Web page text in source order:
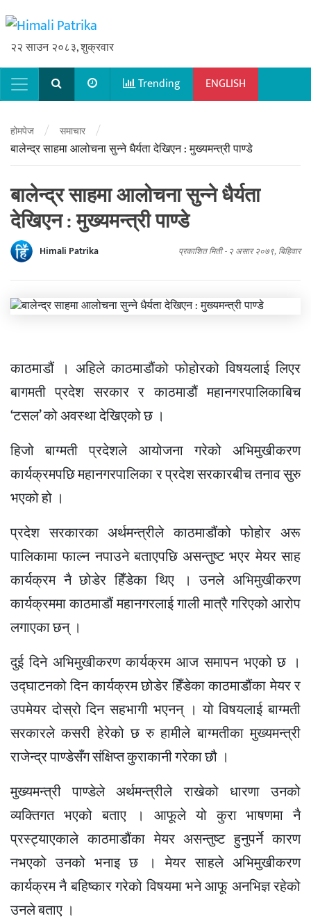
२२ साउन २०८३, शुक्रवार
Main NavigationTrending ENGLISH
होमपेज / समाचार /
बालेन्द्र साहमा आलोचना सुन्ने धैर्यता देखिएन : मुख्यमन्त्री पाण्डे
बालेन्द्र साहमा आलोचना सुन्ने धैर्यता
देखिएन : मुख्यमन्त्री पाण्डे
Himali Patrika प्रकाशित मिती - २ असार २०७९, बिहिवार
काठमाडौं । अहिले काठमाडौंको फोहोरको विषयलाई लिएर
बागमती प्रदेश सरकार र काठमाडौं महानगरपालिकाबिच
‘टसल’ को अवस्था देखिएको छ ।
हिजो बाग्मती प्रदेशले आयोजना गरेको अभिमुखीकरण
कार्यक्रमपछि महानगरपालिका र प्रदेश सरकारबीच तनाव सुरु
भएको हो ।
प्रदेश सरकारका अर्थमन्त्रीले काठमाडौंको फोहोर अरू
पालिकामा फाल्न नपाउने बताएपछि असन्तुष्ट भएर मेयर साह
कार्यक्रम नै छोडेर हिँडेका थिए । उनले अभिमुखीकरण
कार्यक्रममा काठमाडौं महानगरलाई गाली मात्रै गरिएको आरोप
लगाएका छन् ।
दुई दिने अभिमुखीकरण कार्यक्रम आज समापन भएको छ ।
उद्घाटनको दिन कार्यक्रम छोडेर हिँडेका काठमाडौंका मेयर र
उपमेयर दोस्रो दिन सहभागी भएनन् । यो विषयलाई बाग्मती
सरकारले कसरी हेरेको छ रु हामीले बाग्मतीका मुख्यमन्त्री
राजेन्द्र पाण्डेसँग संक्षिप्त कुराकानी गरेका छौ ।
मुख्यमन्त्री पाण्डेले अर्थमन्त्रीले राखेको धारणा उनको
व्यक्तिगत भएको बताए । आफूले यो कुरा भाषणमा नै
प्रस्ट्याएकाले काठमाडौंका मेयर असन्तुष्ट हुनुपर्ने कारण
नभएको उनको भनाइ छ । मेयर साहले अभिमुखीकरण
कार्यक्रम नै बहिष्कार गरेको विषयमा भने आफू अनभिज्ञ रहेको
उनले बताए ।